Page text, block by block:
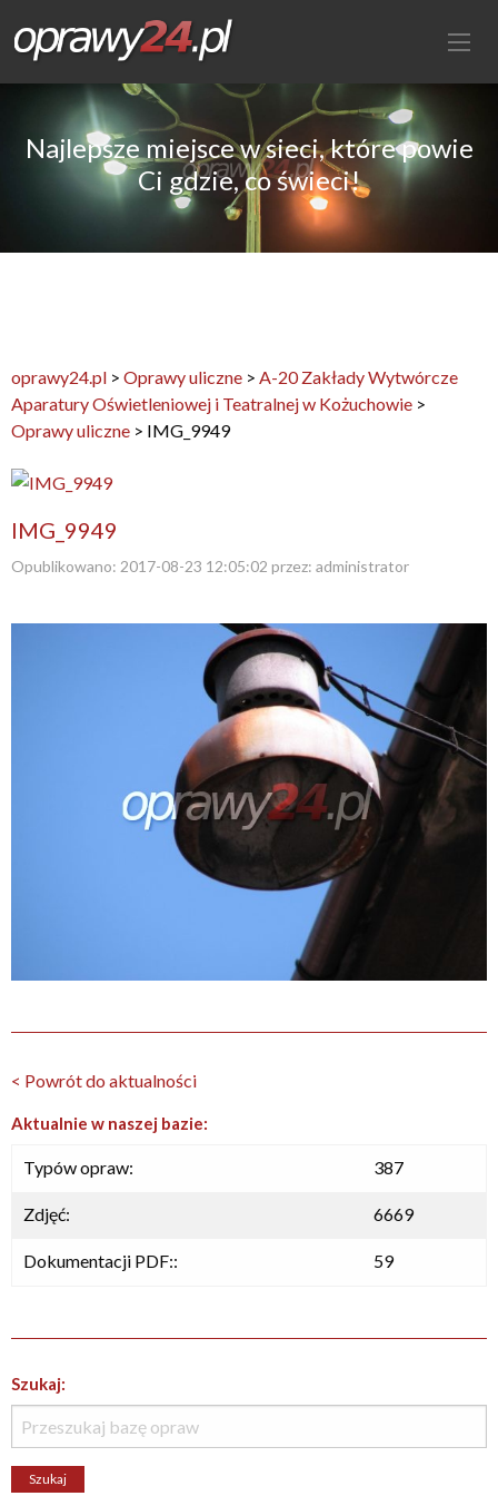
Najlepsze miejsce w sieci, które powie
Ci gdzie, co świeci!
oprawy24.pl > Oprawy uliczne > A-20 Zakłady Wytwórcze
Aparatury Oświetleniowej i Teatralnej w Kożuchowie >
Oprawy uliczne > IMG_9949
IMG_9949
Opublikowano: 2017-08-23 12:05:02 przez: administrator
< Powrót do aktualności
Aktualnie w naszej bazie:
Typów opraw: 387
Zdjęć: 6669
Dokumentacji PDF:: 59
Szukaj: